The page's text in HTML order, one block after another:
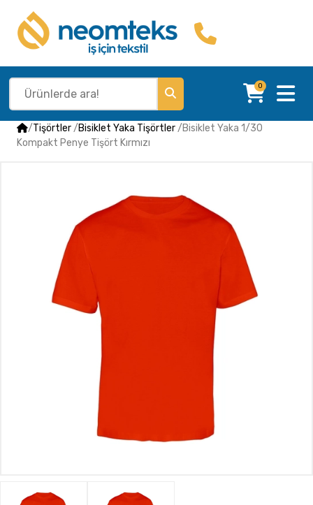
0
/Tişörtler/Bisiklet Yaka Tişörtler/Bisiklet Yaka 1/30
Kompakt Penye Tişört Kırmızı